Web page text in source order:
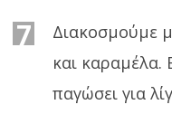
7
Διακοσμούμε
και καραμέλα.
παγώσει για